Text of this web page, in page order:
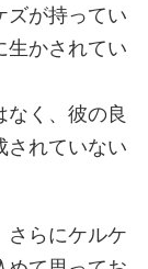
ズが持ってい
生かされてい
なく、彼の良
されていない
さらにケルケ